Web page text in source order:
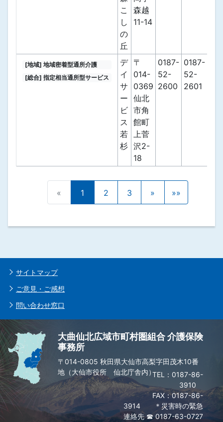
こ
し
の
丘
森越
11-14
[地域] 地域密着型通所介護
[総合] 指定相当通所型サービス
デ
イ
サ
ー
ビ
ス
若
杉
〒
014-
0369
仙北
市角
館町
上菅
沢2-
18
0187-
52-
2600
0187-
52-
2601
« 1 2 3 » »»
サイトマップ
ご意見・ご感想
問い合わせ窓口
大曲仙北広域市町村圏組合 介護保険
事務所
〒014-0805 秋田県大仙市高梨字田茂木10番
地（大仙市役所 仙北庁舎内）
0187-86-
3910
FAX：0187-86-
3914 ＊災害時の緊急
連絡先 ☎ 0187-63-0727